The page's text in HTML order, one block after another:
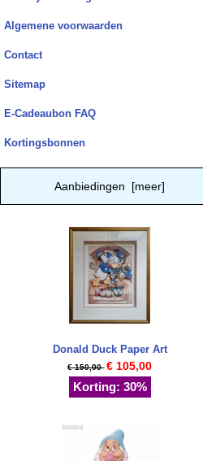
Algemene voorwaarden
Contact
Sitemap
E-Cadeaubon FAQ
Kortingsbonnen
Aanbiedingen [meer]
Donald Duck Paper Art
€ 150,00 € 105,00
Korting: 30%